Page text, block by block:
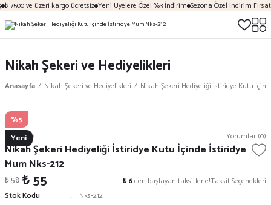
₺ 7500 ve üzeri kargo ücretsiz Yeni Üyelere Özel %3 İndirim Sezona Özel İndirim
Nikah Şekeri ve Hediyelikleri
Anasayfa Nikah Şekeri ve Hediyelikleri Nikah Şekeri Hediyeliği İstiridye Kutu
%5
Yeni
Mekece Yorumlar (0)
Nikah Şekeri Hediyeliği İstiridye Kutu İçinde İstiridye
Mum Nks-212
₺ 58₺ 55 ₺ 6den başlayan taksitlerle!Taksit Seçenekleri
Stok Kodu
Nks-212